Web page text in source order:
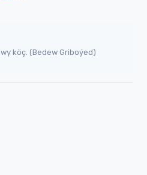
köç. (Bedew Griboýed)